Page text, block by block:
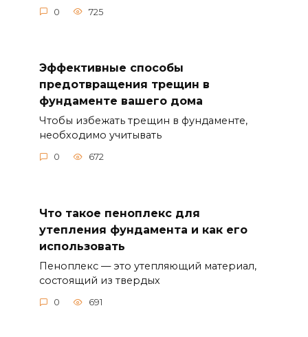
0 725
Эффективные способы
предотвращения трещин в
фундаменте вашего дома
Чтобы избежать трещин в фундаменте,
необходимо учитывать
0 672
Что такое пеноплекс для
утепления фундамента и как его
использовать
Пеноплекс — это утепляющий материал,
состоящий из твердых
0 691